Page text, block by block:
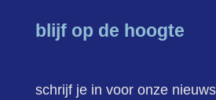
blijf op de hoogte
schrijf je in voor onze